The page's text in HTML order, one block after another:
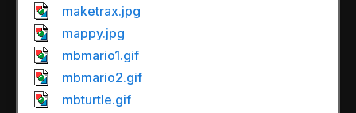
maketrax.jpg
mappy.jpg
mbmario1.gif
mbmario2.gif
mbturtle.gif